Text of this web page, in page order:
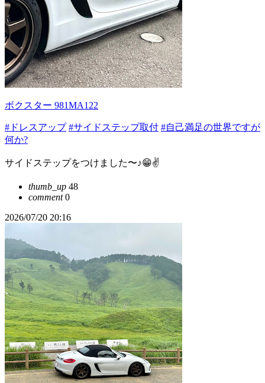
ボクスター 981MA122
#ドレスアップ #サイドステップ取付 #自己満足の世界ですが
何か?
サイドステップをつけました〜♪😁✌️
thumb_up 48
comment0
2026/07/20 20:16